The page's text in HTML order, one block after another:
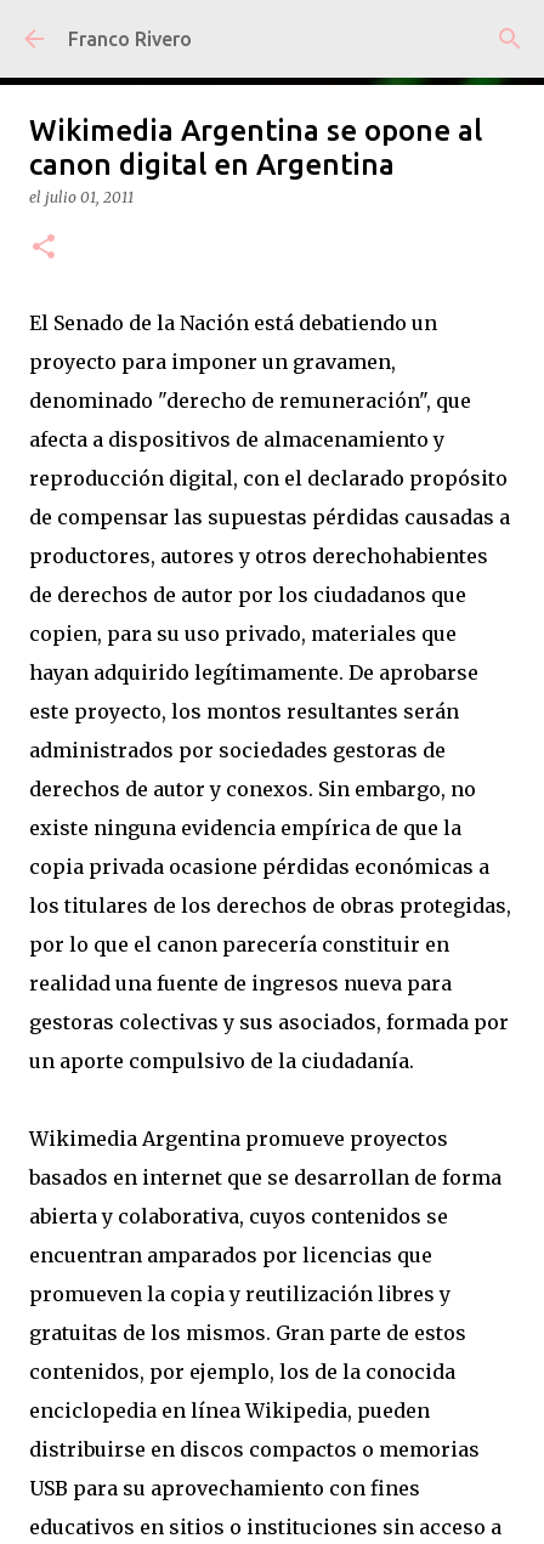
Ir al contenido principal
Franco Rivero
Wikimedia Argentina se opone al
canon digital en Argentina
el julio 01, 2011
El Senado de la Nación está debatiendo un
proyecto para imponer un gravamen,
denominado "derecho de remuneración", que
afecta a dispositivos de almacenamiento y
reproducción digital, con el declarado propósito
de compensar las supuestas pérdidas causadas a
productores, autores y otros derechohabientes
de derechos de autor por los ciudadanos que
copien, para su uso privado, materiales que
hayan adquirido legítimamente. De aprobarse
este proyecto, los montos resultantes serán
administrados por sociedades gestoras de
derechos de autor y conexos. Sin embargo, no
existe ninguna evidencia empírica de que la
copia privada ocasione pérdidas económicas a
los titulares de los derechos de obras protegidas,
por lo que el canon parecería constituir en
realidad una fuente de ingresos nueva para
gestoras colectivas y sus asociados, formada por
un aporte compulsivo de la ciudadanía.
Wikimedia Argentina promueve proyectos
basados en internet que se desarrollan de forma
abierta y colaborativa, cuyos contenidos se
encuentran amparados por licencias que
promueven la copia y reutilización libres y
gratuitas de los mismos. Gran parte de estos
contenidos, por ejemplo, los de la conocida
enciclopedia en línea Wikipedia, pueden
distribuirse en discos compactos o memorias
USB para su aprovechamiento con fines
educativos en sitios o instituciones sin acceso a